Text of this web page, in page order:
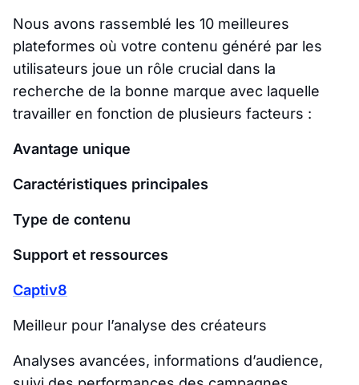
Nous avons rassemblé les 10 meilleures
plateformes où votre contenu généré par les
utilisateurs joue un rôle crucial dans la
recherche de la bonne marque avec laquelle
travailler en fonction de plusieurs facteurs :
Avantage unique
Caractéristiques principales
Type de contenu
Support et ressources
Captiv8
Meilleur pour l’analyse des créateurs
Analyses avancées, informations d’audience,